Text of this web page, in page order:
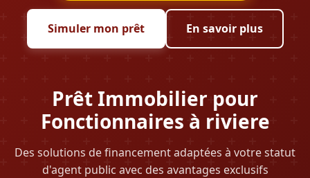
Prêt Immobilier pour
Fonctionnaires à riviere
Des solutions de financement adaptées à votre statut
d'agent public avec des avantages exclusifs
Simuler mon prêt En savoir plus